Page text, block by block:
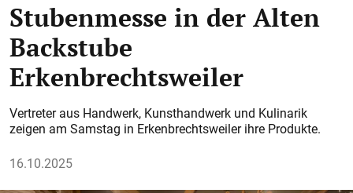
Stubenmesse in der Alten
Backstube
Erkenbrechtsweiler
Vertreter aus Handwerk, Kunsthandwerk und Kulinarik
zeigen am Samstag in Erkenbrechtsweiler ihre Produkte.
16.10.2025